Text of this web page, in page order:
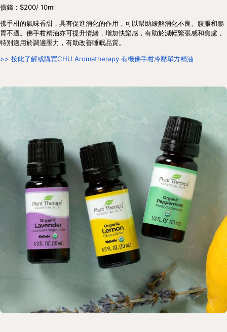
價錢：$200/ 10ml
佛手柑的氣味香甜，具有促進消化的作用，可以幫助緩解消化不良、腹脹和腸
胃不適。佛手柑精油亦可提升情緒，增加快樂感，有助於減輕緊張感和焦慮，
特別適用於調適壓力，有助改善睡眠品質。
>> 按此了解或購買CHU Aromatherapy 有機佛⼿柑冷壓單方精油